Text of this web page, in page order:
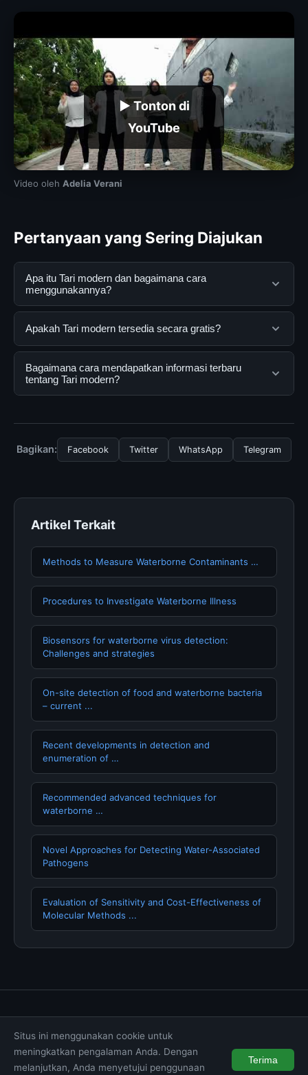
▶ Tonton di
YouTube
Video oleh Adelia Verani
Pertanyaan yang Sering Diajukan
Apa itu Tari modern dan bagaimana cara
menggunakannya?
Tari modern adalah layanan digital yang dirancang
lengkap dan terpercaya. Anda dapat menggunakannya
dengan mengunjungi situs resmi dan mengikuti
panduan yang tersedia.
Apakah Tari modern tersedia secara gratis?
Ya, Tari modern dapat diakses secara gratis oleh
semua pengguna. Tidak ada biaya tersembunyi atau
langganan yang diperlukan untuk menggunakan layanan
Bagaimana cara mendapatkan informasi terbaru
tentang Tari modern?
secara berkala. Kami selalu memperbarui konten
dengan informasi terkini dan terpercaya.
Bagikan: Facebook Twitter WhatsApp Telegram
Artikel Terkait
Methods to Measure Waterborne Contaminants …
Procedures to Investigate Waterborne Illness
Biosensors for waterborne virus detection:
Challenges and strategies
On-site detection of food and waterborne bacteria
– current ...
Recent developments in detection and
enumeration of …
Recommended advanced techniques for
waterborne …
Novel Approaches for Detecting Water-Associated
Pathogens
Evaluation of Sensitivity and Cost-Effectiveness of
Molecular Methods ...
Syarat & Ketentuan
© 2026 muktibox.com. All rights reserved.
Situs ini menggunakan cookie untuk
meningkatkan pengalaman Anda. Dengan
melanjutkan, Anda menyetujui penggunaan
Terima